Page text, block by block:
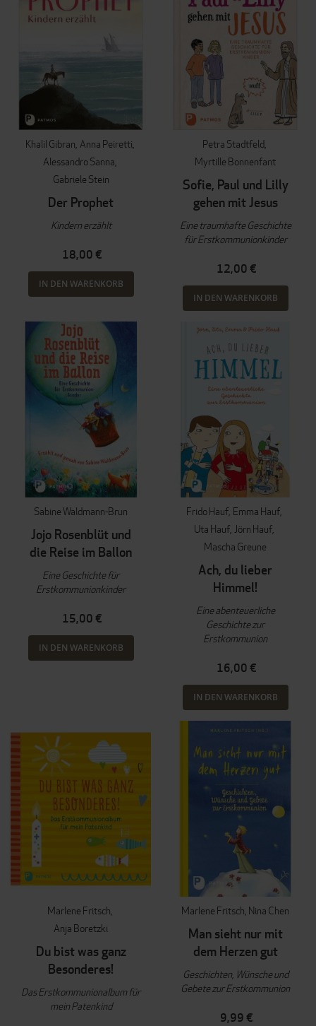
Khalil Gibran Anna Peiretti
Alessandro Sanna
Gabriele Stein
Der Prophet
Kindern erzählt
18,00 €
IN DEN WARENKORB
Petra Stadtfeld
Myrtille Bonnenfant
Sofie, Paul und Lilly
gehen mit Jesus
Eine traumhafte Geschichte
für Erstkommunionkinder
12,00 €
IN DEN WARENKORB
Sabine Waldmann-Brun
Jojo Rosenblüt und
die Reise im Ballon
Eine Geschichte für
Erstkommunionkinder
15,00 €
IN DEN WARENKORB
Frido Hauf Emma Hauf
Uta Hauf Jörn Hauf
Mascha Greune
Ach, du lieber
Himmel!
Eine abenteuerliche
Geschichte zur
Erstkommunion
16,00 €
IN DEN WARENKORB
Marlene Fritsch
Anja Boretzki
Du bist was ganz
Besonderes!
Das Erstkommunionalbum für
mein Patenkind
Marlene Fritsch Nina Chen
Man sieht nur mit
dem Herzen gut
Geschichten, Wünsche und
Gebete zur Erstkommunion
9,99 €